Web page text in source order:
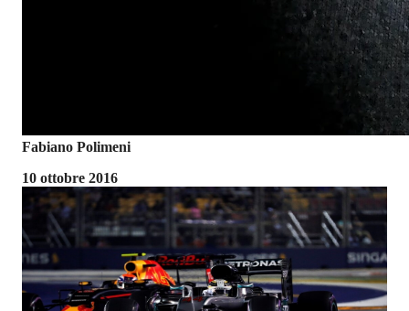
Fabiano Polimeni
10 ottobre 2016